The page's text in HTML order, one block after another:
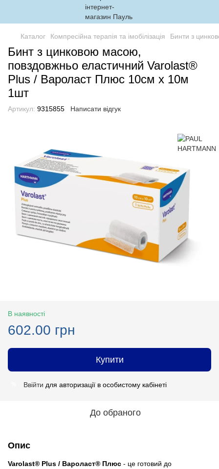
Каталог Компресійна терапія та імобілізація Бинти з
Бинт з цинковою масою,
повздовжньо еластичний Varolast®
Plus / Вароласт Плюс 10см х 10м
1шт
Артикул: 9315855 Написати відгук
В наявності
602.00 грн
Купити
Ввійти для авторизації в особистому кабінеті
До обраного
Опис
Varolast® Plus / Вароласт® Плюс - це готовий до